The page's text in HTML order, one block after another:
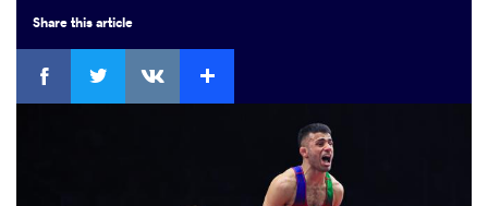
Sharethis article
Facebook